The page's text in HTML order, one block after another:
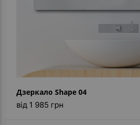
Дзеркало Shape 04
від 1 985 грн